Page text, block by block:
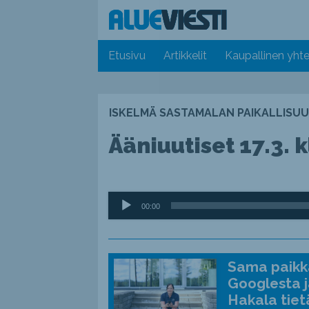
Etusivu Artikkelit Kaupallinen
ISKELMÄ SASTAMALAN
Ääniuutiset 17.3.
Äänitoistin
00:00
Sama
Googlesta
Hakala